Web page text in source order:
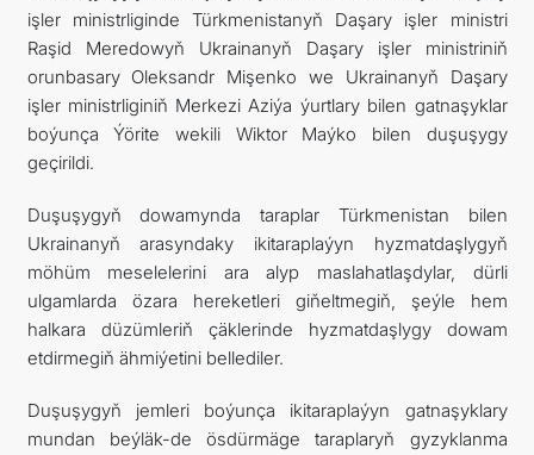
işler ministrliginde Türkmenistanyň Daşary işler ministri
Raşid Meredowyň Ukrainanyň Daşary işler ministriniň
orunbasary Oleksandr Mişenko we Ukrainanyň Daşary
işler ministrliginiň Merkezi Aziýa ýurtlary bilen gatnaşyklar
boýunça Ýörite wekili Wiktor Maýko bilen duşuşygy
geçirildi.
Duşuşygyň dowamynda taraplar Türkmenistan bilen
Ukrainanyň arasyndaky ikitaraplaýyn hyzmatdaşlygyň
möhüm meselelerini ara alyp maslahatlaşdylar, dürli
ulgamlarda özara hereketleri giňeltmegiň, şeýle hem
halkara düzümleriň çäklerinde hyzmatdaşlygy dowam
etdirmegiň ähmiýetini bellediler.
Duşuşygyň jemleri boýunça ikitaraplaýyn gatnaşyklary
mundan beýläk-de ösdürmäge taraplaryň gyzyklanma